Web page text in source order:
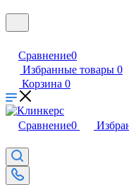
Сравнение0
Избранные товары 0
Корзина 0
Сравнение0